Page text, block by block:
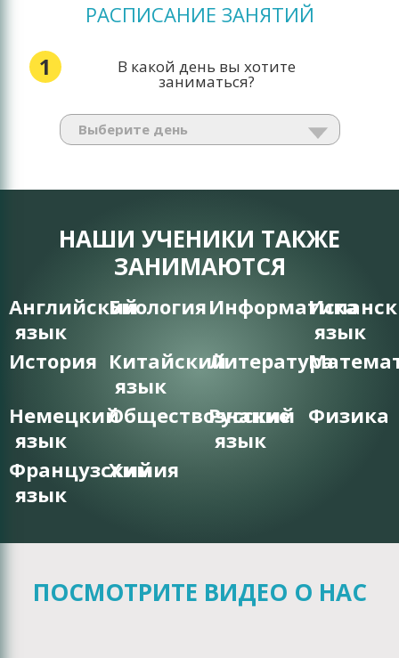
РАСПИСАНИЕ ЗАНЯТИЙ
1 В какой день вы хотите
заниматься?
НАШИ УЧЕНИКИ ТАКЖЕ
ЗАНИМАЮТСЯ
Английский
язык
БиологияИнформатика
язык
История Китайский
язык
Литература
Немецкий
язык
Обществознание
Русский
язык
Физика
Французский
язык
Химия
ПОСМОТРИТЕ ВИДЕО О НАС